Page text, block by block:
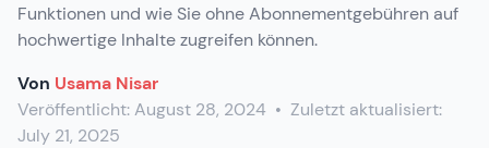
Funktionen und wie Sie ohne Abonnementgebühren auf
hochwertige Inhalte zugreifen können.
Von Usama Nisar
Veröffentlicht:August 28, 2024 • Zuletzt aktualisiert:
July 21, 2025